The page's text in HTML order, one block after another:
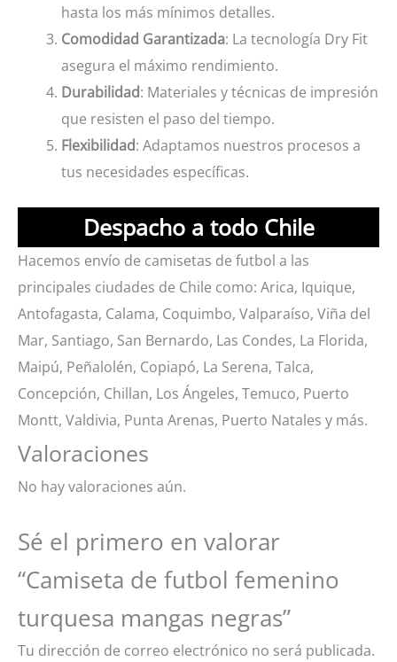
hasta los más mínimos detalles.
Comodidad Garantizada: La tecnología Dry Fit
asegura el máximo rendimiento.
Durabilidad: Materiales y técnicas de impresión
que resisten el paso del tiempo.
Flexibilidad: Adaptamos nuestros procesos a
tus necesidades específicas.
Despacho a todo Chile
Hacemos envío de camisetas de futbol a las
principales ciudades de Chile como: Arica, Iquique,
Antofagasta, Calama, Coquimbo, Valparaíso, Viña del
Mar, Santiago, San Bernardo, Las Condes, La Florida,
Maipú, Peñalolén, Copiapó, La Serena, Talca,
Concepción, Chillan, Los Ángeles, Temuco, Puerto
Montt, Valdivia, Punta Arenas, Puerto Natales y más.
Valoraciones
No hay valoraciones aún.
Sé el primero en valorar
“Camiseta de futbol femenino
turquesa mangas negras”
Tu dirección de correo electrónico no será publicada.